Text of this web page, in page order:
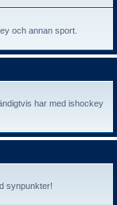
och annan sport.
har med ishockey
synpunkter!